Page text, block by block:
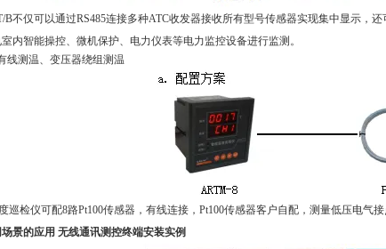
B不仅可以通过RS485连接多种ATC收发器接收所有型号传感器实现集中显示， 还
内智能操控、微机保护、电力仪表等电力监控设备进行监测 。
线测温、变压器绕组测温
巡检仪可配8路Pt100传感器，有线连接，Pt100传感器客户自配， 测量低压电气
景的应用 无线通讯测控终端安装实例